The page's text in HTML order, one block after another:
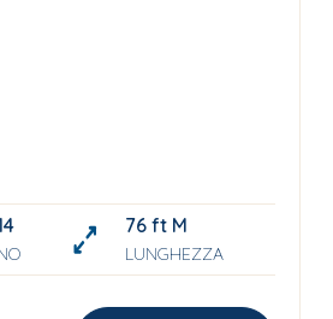
76 ft M
LUNGHEZZA